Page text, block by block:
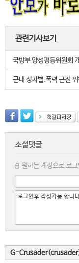
관련기사보기
국방부 양성평등위원회
군내 성차별.폭력 근절
소셜댓글
원하는 계정으로 로
G-